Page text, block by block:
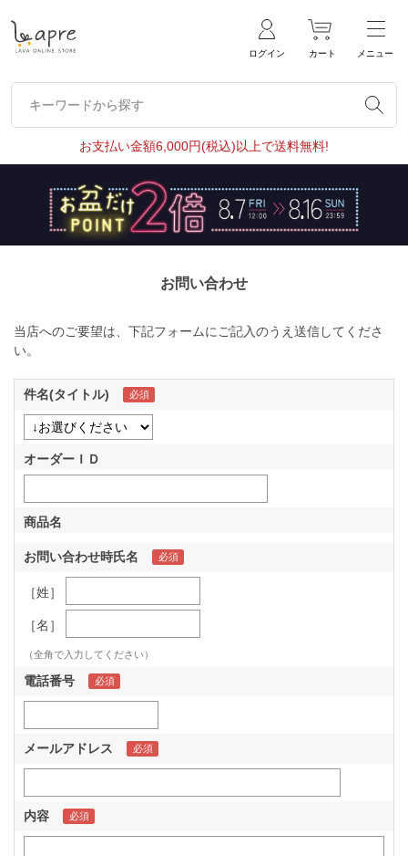
ログイン カート メニュー
キーワードから探す
キーワードから探す
お支払い金額6,000円(税込)以上で送料無料!
お問い合わせ
当店へのご要望は、下記フォームにご記入のうえ送信してくださ
い。
件名(タイトル)
オーダーＩＤ
商品名
お問い合わせ時氏名
［姓］
［名］
（全角で入力してください）
電話番号
メールアドレス
内容